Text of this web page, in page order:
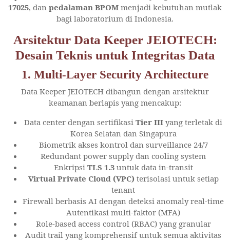
17025, dan pedalaman BPOM menjadi kebutuhan mutlak
bagi laboratorium di Indonesia.
Arsitektur Data Keeper JEIOTECH:
Desain Teknis untuk Integritas Data
1. Multi-Layer Security Architecture
Data Keeper JEIOTECH dibangun dengan arsitektur
keamanan berlapis yang mencakup:
Data center dengan sertifikasi Tier III yang terletak di
Korea Selatan dan Singapura
Biometrik akses kontrol dan surveillance 24/7
Redundant power supply dan cooling system
Enkripsi TLS 1.3untuk data in-transit
Virtual Private Cloud (VPC) terisolasi untuk setiap
tenant
Firewall berbasis AI dengan deteksi anomaly real-time
Autentikasi multi-faktor (MFA)
Role-based access control (RBAC) yang granular
Audit trail yang komprehensif untuk semua aktivitas